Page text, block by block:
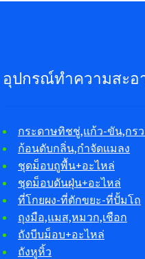
อุปกรณ์ทำความสะอ
กระดาษทิชชู่,แก้ว-ขัน,กร
ก้อนดับกลิ่น,กำจัดแมลง
ชุดม็อบถูพื้น+อะไหล่
ชุดม็อบดันฝุ่น+อะไหล่
ที่โกยผง-ที่ตักขยะ-ที่ปั้มโถ
ถุงมือ,แมส,หมวก,เชือก
ถังบีบม็อบ+อะไหล่
ถังหูหิ้ว